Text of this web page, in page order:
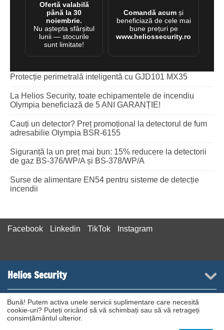
Ofertă valabilă
până la 30
noiembrie.
Nu aștepta sfârșitul
lunii — stocurile
sunt limitate!
Comandă acum și
beneficiază de cele mai
bune prețuri pe
www.heliossecurity.ro
Protecție perimetrală inteligentă cu GJD101 MX35
La Helios Security, toate echipamentele de incendiu
Olympia beneficiază de 5 ANI GARANȚIE!
Cauți un detector? Preț promoțional la detectorul de fum
adresabilie Olympia BSR-6155
Siguranță la un preț mai bun: 15% reducere la detectorii
de gaz BS-376/WP/A și BS-378/WP/A
Surse de alimentare EN54 pentru sisteme de detecție
incendii
Facebook Linkedin TikTok Instagram
Helios Security
Contact suport
Bună! Putem activa unele servicii suplimentare care necesită
cookie-uri? Puteți oricând să vă schimbați sau să vă retrageți
consimțământul ulterior.